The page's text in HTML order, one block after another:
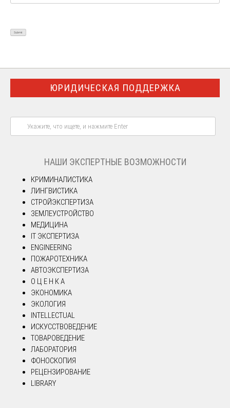
ЮРИДИЧЕСКАЯ ПОДДЕРЖКА
НАШИ ЭКСПЕРТНЫЕ ВОЗМОЖНОСТИ
КРИМИНАЛИСТИКА
ЛИНГВИСТИКА
СТРОЙЭКСПЕРТИЗА
ЗЕМЛЕУСТРОЙСТВО
МЕДИЦИНА
IT ЭКСПЕРТИЗА
ENGINEERING
ПОЖАРОТЕХНИКА
АВТОЭКСПЕРТИЗА
О Ц Е Н К А
ЭКОНОМИКА
ЭКОЛОГИЯ
INTELLECTUAL
ИСКУССТВОВЕДЕНИЕ
ТОВАРОВЕДЕНИЕ
ЛАБОРАТОРИЯ
ФОНОСКОПИЯ
РЕЦЕНЗИРОВАНИЕ
LIBRARY